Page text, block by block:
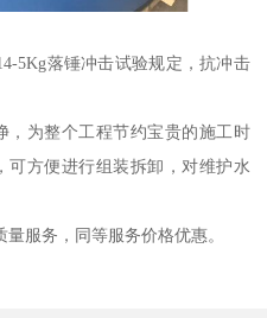
5Kg落锤冲击试验规定，抗冲击
，为整个工程节约宝贵的施工时
可方便进行组装拆卸，对维护水
服务，同等服务价格优惠。